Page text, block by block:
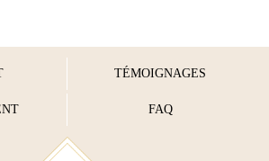
TÉMOIGNAGES
FAQ